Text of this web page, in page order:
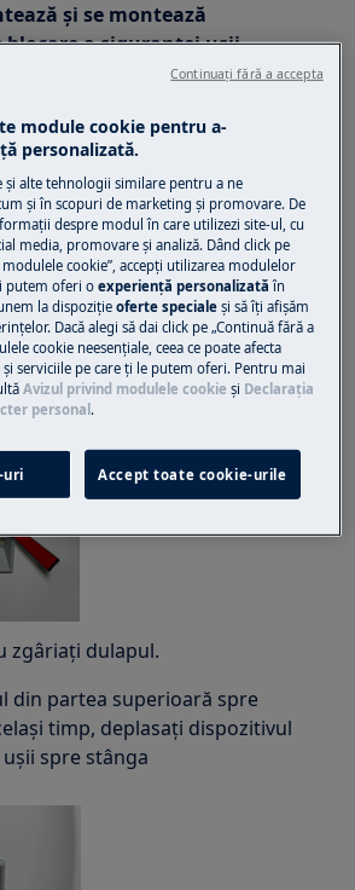
și se montează
a siguranței ușii
unitate.
partea de etanșare de mai
zgâriați dulapul.
din partea superioară spre
timp, deplasați dispozitivul
spre stânga
module cookie pentru a-
personalizată.
și alte tehnologii similare pentru a ne
și în scopuri de marketing și promovare. De
despre modul în care utilizezi site-ul, cu
media, promovare și analiză. Dând click pe
cookie”, accepţi utilizarea modulelor
putem oferi oexperienţă personalizată în
la dispoziţieoferte speciale și să îţi afișăm
Dacă alegi să dai click pe „Continuă fără a
cookie neesenţiale, ceea ce poate afecta
serviciile pe care ţi le putem oferi. Pentru mai
Avizul privind modulele cookie și Declaraţia
personal .
uri Accept toate cookie-urile
Continuați fără a accepta